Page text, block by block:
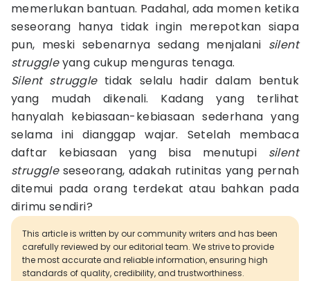
memerlukan bantuan. Padahal, ada momen ketika
seseorang hanya tidak ingin merepotkan siapa
pun, meski sebenarnya sedang menjalani silent
struggleyang cukup menguras tenaga.
Silent struggle tidak selalu hadir dalam bentuk
yang mudah dikenali. Kadang yang terlihat
hanyalah kebiasaan-kebiasaan sederhana yang
selama ini dianggap wajar. Setelah membaca
daftar kebiasaan yang bisa menutupi silent
struggle seseorang, adakah rutinitas yang pernah
ditemui pada orang terdekat atau bahkan pada
dirimu sendiri?
This article is written by our community writers and has been
carefully reviewed by our editorial team. We strive to provide
the most accurate and reliable information, ensuring high
standards of quality, credibility, and trustworthiness.